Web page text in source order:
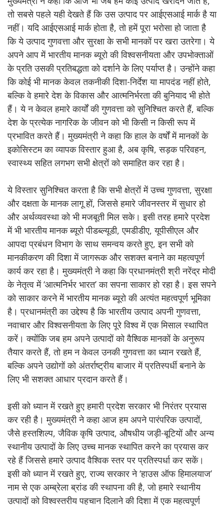
तो सबसे पहले यही देखते हैं कि उस उत्पाद पर आईएसआई मार्क है या
नहीं। यदि आईएसआई मार्क होता है, तो हमें पूरा भरोसा हो जाता है
कि ये उत्पाद गुणवत्ता और सुरक्षा के सभी मानकों पर खरा उतरेगा। ये
अपने आप में भारतीय मानक ब्यूरो की विश्वसनीयता और उपभोक्ताओं
के प्रति उसकी प्रतिबद्धता को दर्शाने के लिए पर्याप्त है। उन्होंने कहा
कि कोई भी मानक केवल तकनीकी दिशा-निर्देश या मापदंड नहीं होते,
बल्कि वे हमारे देश के विकास और आत्मनिर्भरता की बुनियाद भी होते
हैं। ये न केवल हमारे कार्यों की गुणवत्ता को सुनिश्चित करते हैं, बल्कि
देश के प्रत्येक नागरिक के जीवन को भी किसी न किसी रूप में
प्रभावित करते हैं। मुख्यमंत्री ने कहा कि हाल के वर्षों में मानकों के
इकोसिस्टम का व्यापक विस्तार हुआ है, अब कृषि, सड़क परिवहन,
स्वास्थ्य सहित लगभग सभी क्षेत्रों को समाहित कर रहा है।
ये विस्तार सुनिश्चित करता है कि सभी क्षेत्रों में उच्च गुणवत्ता, सुरक्षा
और दक्षता के मानक लागू हों, जिससे हमारे जीवनस्तर में सुधार हो
और अर्थव्यवस्था को भी मजबूती मिल सके। इसी तरह हमारे प्रदेश
में भी भारतीय मानक ब्यूरो पीडब्ल्यूडी, एमडीडीए, यूपीसीएल और
आपदा प्रबंधन विभाग के साथ समन्वय करते हुए, इन सभी को
मानकीकरण की दिशा में जागरूक और सशक्त बनाने का महत्वपूर्ण
कार्य कर रहा है। मुख्यमंत्री ने कहा कि प्रधानमंत्री श्री नरेंद्र मोदी
के नेतृत्व में ‘आत्मनिर्भर भारत’ का सपना साकार हो रहा है। इस सपने
को साकार करने में भारतीय मानक ब्यूरो की अत्यंत महत्वपूर्ण भूमिका
है। प्रधानमंत्री का उद्देश्य है कि भारतीय उत्पाद अपनी गुणवत्ता,
नवाचार और विश्वसनीयता के लिए पूरे विश्व में एक मिसाल स्थापित
करें। क्योंकि जब हम अपने उत्पादों को वैश्विक मानकों के अनुरूप
तैयार करते हैं, तो हम न केवल उनकी गुणवत्ता का ध्यान रखते हैं,
बल्कि अपने उद्योगों को अंतर्राष्ट्रीय बाजार में प्रतिस्पर्धी बनाने के
लिए भी सशक्त आधार प्रदान करते हैं।
इसी को ध्यान में रखते हुए हमारी प्रदेश सरकार भी निरंतर प्रयास
कर रही है। मुख्यमंत्री ने कहा आज हम अपने पारंपरिक उत्पादों,
जैसे हस्तशिल्प, जैविक कृषि उत्पाद, औषधीय जड़ी-बूटियों और अन्य
स्थानीय उत्पादों के लिए उच्च मानक स्थापित करने का प्रयास कर
रहे हैं जिससे हमारे उत्पाद वैश्विक स्तर पर प्रतिस्पर्धा कर सकें।
इसी को ध्यान में रखते हुए, राज्य सरकार ने ‘हाउस ऑफ हिमालयाज’
नाम से एक अम्ब्रेला ब्रांड की स्थापना की है, जो हमारे स्थानीय
उत्पादों को विश्वस्तरीय पहचान दिलाने की दिशा में एक महत्वपूर्ण